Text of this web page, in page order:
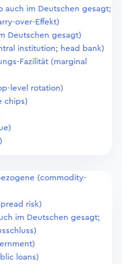
auch im Deutschen gesagt;
over-Effekt)
Deutschen gesagt)
institution; head bank)
Fazilität (marginal
level rotation)
chips)
(commodity-
risk)
im Deutschen gesagt;
loans)